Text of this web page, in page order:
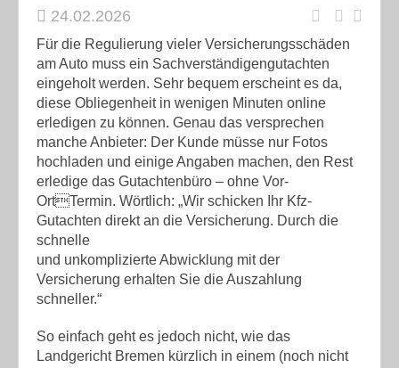
24.02.2026
Für die Regulierung vieler Versicherungsschäden
am Auto muss ein Sachverständigengutachten
eingeholt werden. Sehr bequem erscheint es da,
diese Obliegenheit in wenigen Minuten online
erledigen zu können. Genau das versprechen
manche Anbieter: Der Kunde müsse nur Fotos
hochladen und einige Angaben machen, den Rest
erledige das Gutachtenbüro – ohne Vor-
OrtTermin. Wörtlich: „Wir schicken Ihr Kfz-
Gutachten direkt an die Versicherung. Durch die
schnelle
und unkomplizierte Abwicklung mit der
Versicherung erhalten Sie die Auszahlung
schneller.“
So einfach geht es jedoch nicht, wie das
Landgericht Bremen kürzlich in einem (noch nicht